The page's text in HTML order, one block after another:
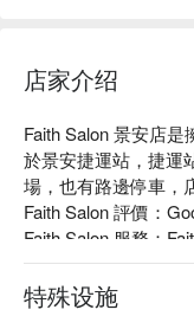
店家介绍
Faith Salon 景安店是
於景安捷運站，捷運
場，也有路邊停車，
Faith Salon 評價：
Faith Salon 服務：
相交流、互相扶持，
勢。
Faith Salon 推薦：
特殊设施